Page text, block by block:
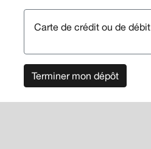
Carte de crédit ou de débit
Terminer mon dépôt